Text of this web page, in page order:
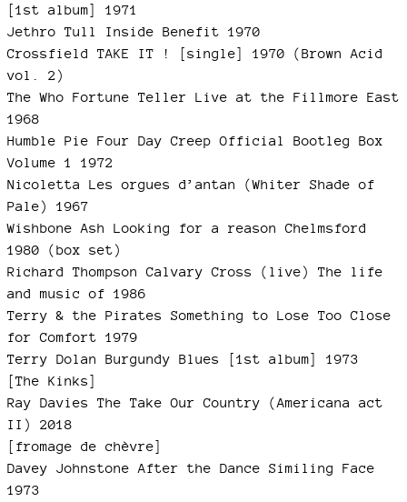
[1st album] 1971
Jethro Tull Inside Benefit 1970
Crossfield TAKE IT ! [single] 1970 (Brown Acid
vol. 2)
The Who Fortune Teller Live at the Fillmore East
1968
Humble Pie Four Day Creep Official Bootleg Box
Volume 1 1972
Nicoletta Les orgues d’antan (Whiter Shade of
Pale) 1967
Wishbone Ash Looking for a reason Chelmsford
1980 (box set)
Richard Thompson Calvary Cross (live) The life
and music of 1986
Terry & the Pirates Something to Lose Too Close
for Comfort 1979
Terry Dolan Burgundy Blues [1st album] 1973
[The Kinks]
Ray Davies The Take Our Country (Americana act
II) 2018
[fromage de chèvre]
Davey Johnstone After the Dance Similing Face
1973